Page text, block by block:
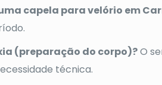
capela para velório em
(preparação do corpo)?O
técnica.